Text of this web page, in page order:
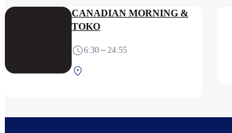
CANADIAN MORNING &
TOKO
6:30～24:55